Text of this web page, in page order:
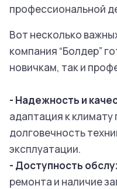
профессиональной
Вот несколько
компания “Болдер”
новичкам, так и
- Надежность и
адаптация к климату
долговечность
эксплуатации.
- Доступность
ремонта и наличие